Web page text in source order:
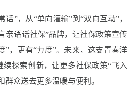
话”，从“单向灌输”到“双向互动”，
亲语话社保”品牌，让社保政策宣传
”，更有“力度”。未来，这支青春洋
探索创新，让更多社保政策“飞入
群众送去更多温暖与便利。